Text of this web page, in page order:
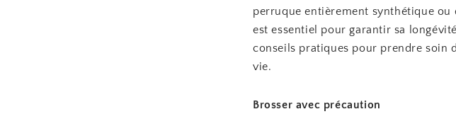
perruque entièrement synthétique
est essentiel pour garantir sa
conseils pratiques pour prendre soin
vie.
Brosser avec précaution